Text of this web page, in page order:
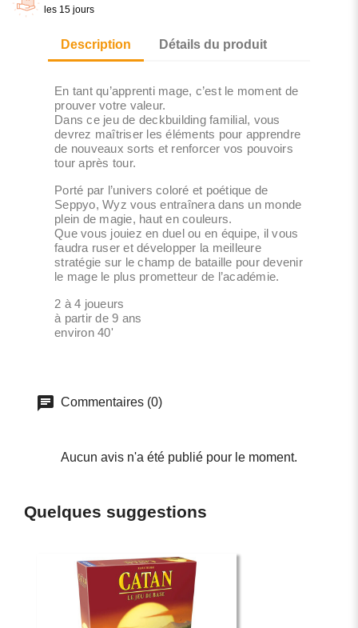
les 15 jours
Description Détails du produit
En tant qu’apprenti mage, c’est le moment de
prouver votre valeur.
Dans ce jeu de deckbuilding familial, vous
devrez maîtriser les éléments pour apprendre
de nouveaux sorts et renforcer vos pouvoirs
tour après tour.
Porté par l’univers coloré et poétique de
Seppyo, Wyz vous entraînera dans un monde
plein de magie, haut en couleurs.
Que vous jouiez en duel ou en équipe, il vous
faudra ruser et développer la meilleure
stratégie sur le champ de bataille pour devenir
le mage le plus prometteur de l’académie.
2 à 4 joueurs
à partir de 9 ans
environ 40'
Commentaires (0)
Aucun avis n'a été publié pour le moment.
Quelques suggestions